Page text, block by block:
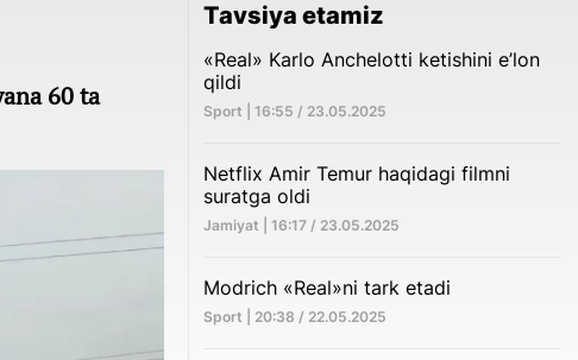
60 ta
Tavsiya etamiz
«Real» Karlo Anchelotti ketishini e’lon
qildi
Sport | 16:55 / 23.05.2025
Netflix Amir Temur haqidagi filmni
suratga oldi
Jamiyat | 16:17 / 23.05.2025
Modrich «Real»ni tark etadi
Sport | 20:38 / 22.05.2025